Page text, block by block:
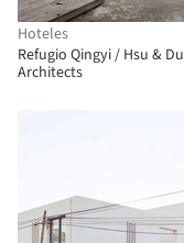
Hoteles
Refugio Qingyi / Hsu & Du
Architects